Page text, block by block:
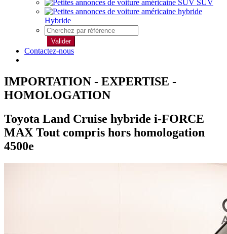
SUV
Hybride
Valider
Contactez-nous
IMPORTATION - EXPERTISE -
HOMOLOGATION
Toyota Land Cruise hybride i-FORCE
MAX Tout compris hors homologation
4500e